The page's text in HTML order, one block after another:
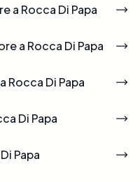
a Rocca Di Papa
a Rocca Di Papa
Rocca Di Papa
Di Papa
Papa